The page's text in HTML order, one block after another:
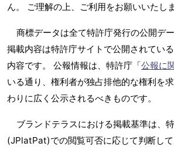
ん。 ご理解の上、ご利用をお願いいたしま
商標データは全て特許庁発行の公開デ
掲載内容は特許庁サイトで公開されてい
内容です。 公報情報は、特許庁「公報に
いる通り、権利者が独占排他的な権利を
わりに広く公示されるべきものです。
ブランドテラスにおける掲載基準は、
(JPlatPat)での閲覧可否に応じて判断し